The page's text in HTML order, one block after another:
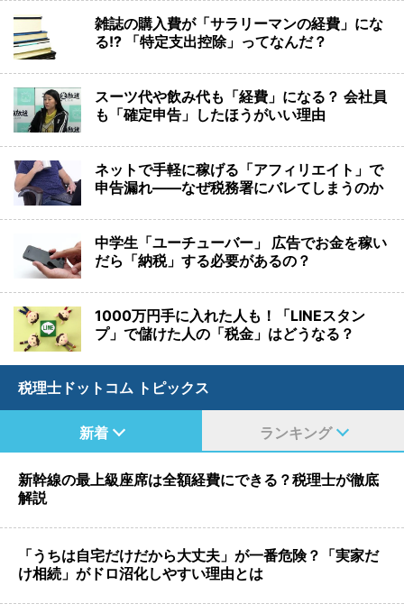
雑誌の購入費が「サラリーマンの経費」にな
る!? 「特定支出控除」ってなんだ？
スーツ代や飲み代も「経費」になる？ 会社員
も「確定申告」したほうがいい理由
ネットで手軽に稼げる「アフィリエイト」で
申告漏れ――なぜ税務署にバレてしまうのか
中学生「ユーチューバー」 広告でお金を稼い
だら「納税」する必要があるの？
1000万円手に入れた人も！「LINEスタン
プ」で儲けた人の「税金」はどうなる？
税理士ドットコム トピックス
新着 ランキング
新幹線の最上級座席は全額経費にできる？税理士が徹底
解説
「うちは自宅だけだから大丈夫」が一番危険？「実家だ
け相続」がドロ沼化しやすい理由とは